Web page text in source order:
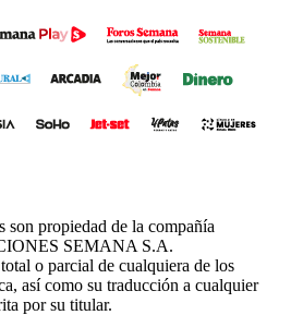
son propiedad de la compañía
SEMANA S.A.
o parcial de cualquiera de los
así como su traducción a cualquier
por su titular.